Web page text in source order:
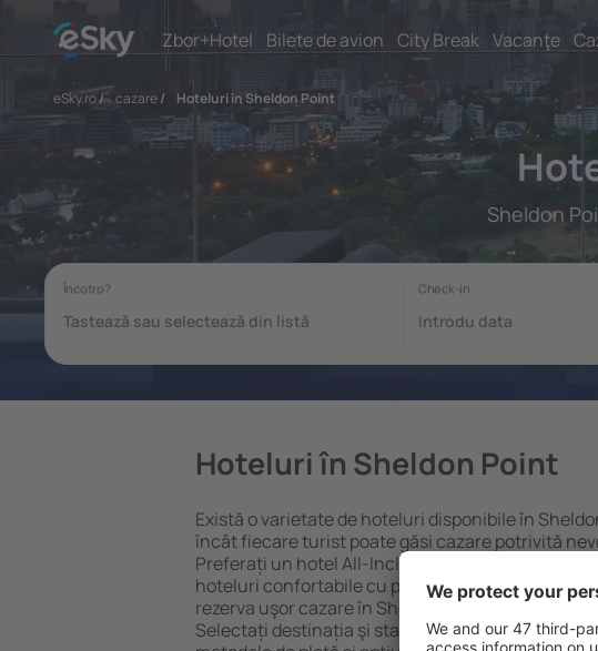
Zbor+Hotel Bilete de avion City Break Vacanţe
eSky.ro/ cazare/ Hoteluri în Sheldon Point
Sheldon
Hoteluri în Sheldon Point
Există o varietate de hoteluri disponibile în
încât fiecare turist poate găsi cazare potrivită
Preferați un hotel All-Inclusive cu standarde
hoteluri confortabile cu preţuri mici? Cu ajutorul
rezerva uşor cazare în Sheldon Point} pentru orice
Selectați destinația şi standardul pentru hotel,